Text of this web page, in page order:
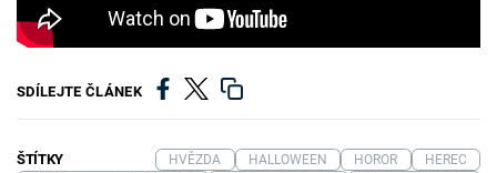
SDÍLEJTE ČLÁNEK
ŠTÍTKY HVĚZDA HALLOWEEN HOROR
HEREC